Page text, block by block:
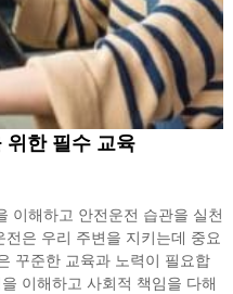
위한 필수 교육
이해하고 안전운전 습관을 실천
은 우리 주변을 지키는데 중요
꾸준한 교육과 노력이 필요합
이해하고 사회적 책임을 다해